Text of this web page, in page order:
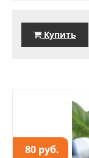
Купить
80 руб.